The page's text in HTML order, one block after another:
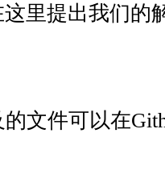
里提出我们的
文件可以在